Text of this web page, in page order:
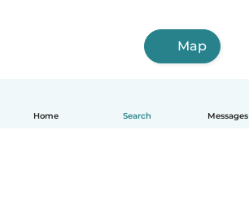
Home Search Messages
Map